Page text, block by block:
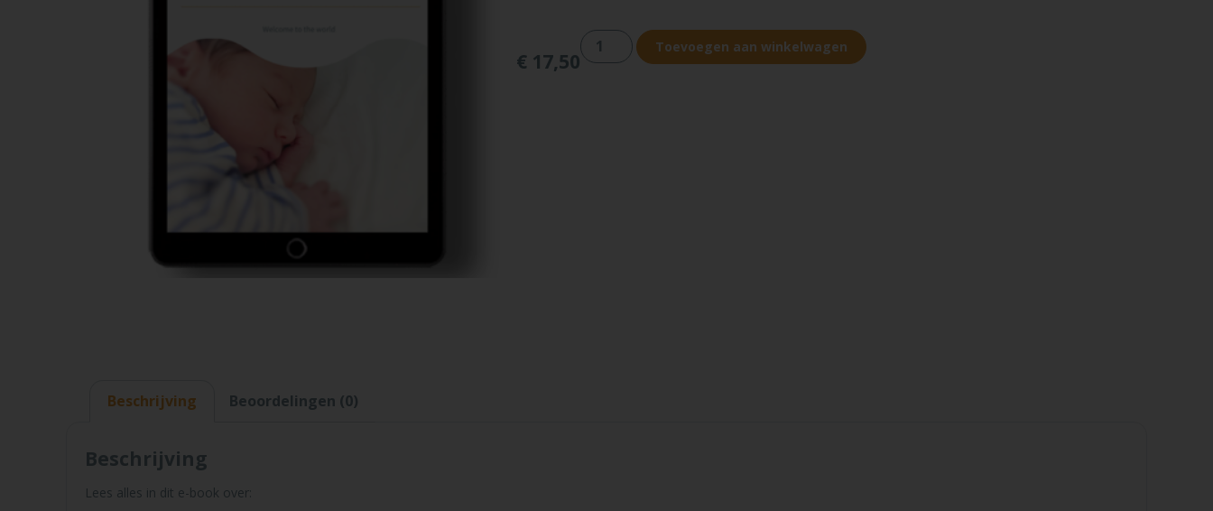
€ 17,50
Toevoegen aan winkelwagen
Beschrijving Beoordelingen (0)
Beschrijving
Lees alles in dit e-book over: